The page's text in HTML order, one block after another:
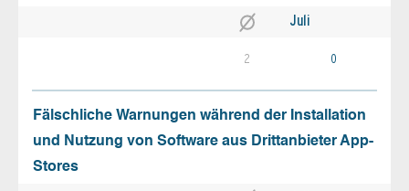
Juli
2 0
Fälschliche Warnungen während der Installation
und Nutzung von Software aus Drittanbieter App-
Stores